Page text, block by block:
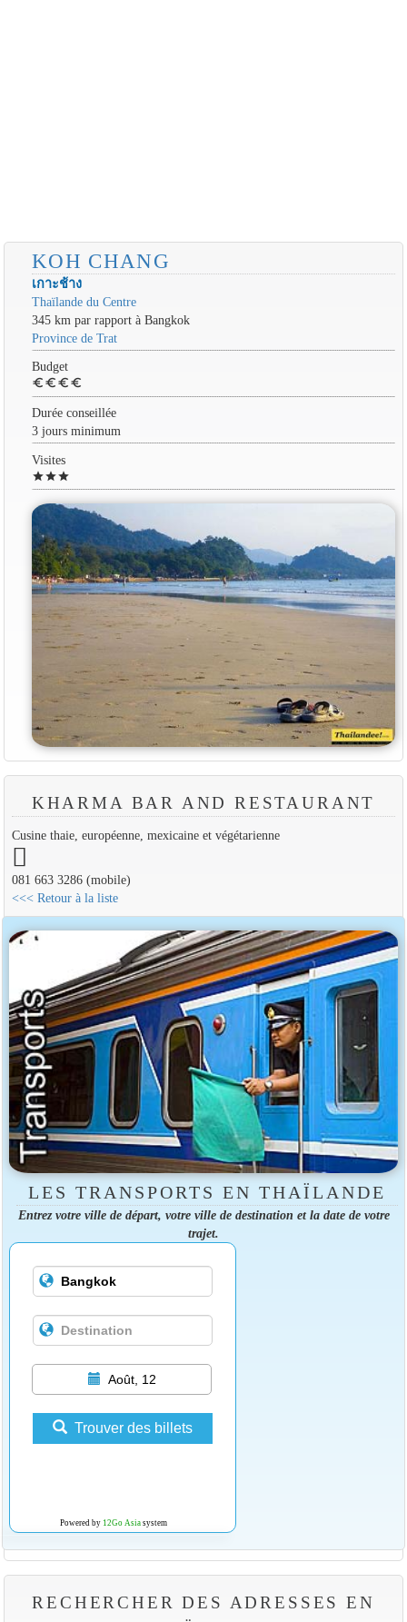
KOH CHANG
เกาะช้าง
Thaïlande du Centre
345 km par rapport à Bangkok
Province de Trat
Budget
euro euro euro euro
Durée conseillée
3 jours minimum
Visites
starstarstar
KHARMA BAR AND RESTAURANT
Cusine thaie, européenne, mexicaine et végétarienne
081 663 3286 (mobile)
<<< Retour à la liste
LES TRANSPORTS EN THAÏLANDE
Entrez votre ville de départ, votre ville de destination et la date de votre
trajet.
Août, 12
Trouver des billets
Powered by 12Go Asia system
RECHERCHER DES ADRESSES EN